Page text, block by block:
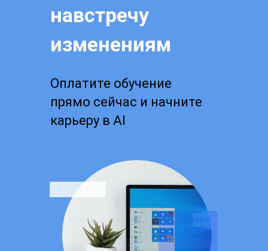
навстречу
изменениям
Оплатите обучение
прямо сейчас и начните
карьеру в AI